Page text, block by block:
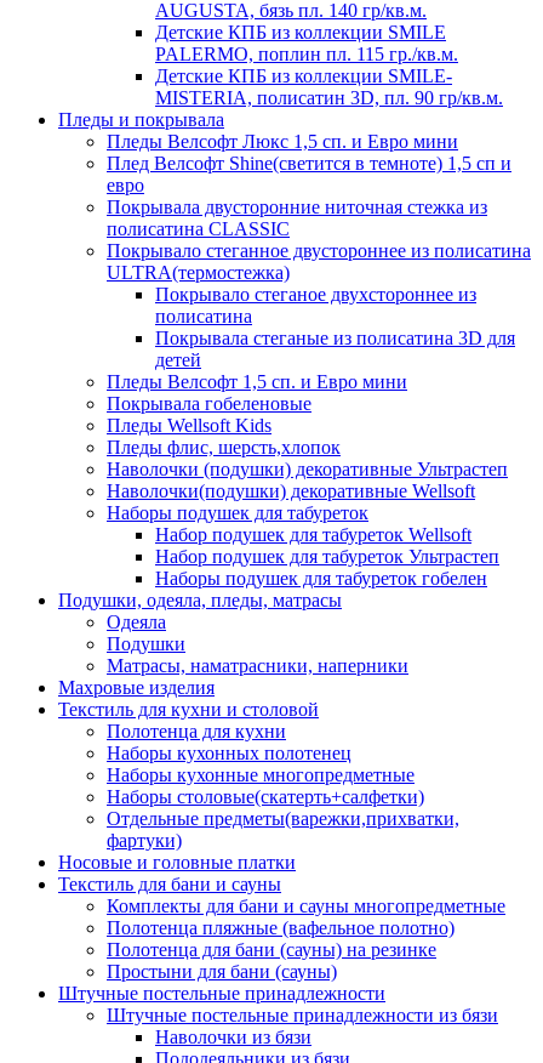
AUGUSTA, бязь пл. 140 гр/кв.м.
Детские КПБ из коллекции SMILE
PALERMO, поплин пл. 115 гр./кв.м.
Детские КПБ из коллекции SMILE-
MISTERIA, полисатин 3D, пл. 90 гр/кв.м.
Пледы и покрывала
Пледы Велсофт Люкс 1,5 сп. и Евро мини
Плед Велсофт Shine(светится в темноте) 1,5 сп и
евро
Покрывала двусторонние ниточная стежка из
полисатина CLASSIC
Покрывало стеганное двустороннее из полисатина
ULTRA(термостежка)
Покрывало стеганое двухстороннее из
полисатина
Покрывала стеганые из полисатина 3D для
детей
Пледы Велсофт 1,5 сп. и Евро мини
Покрывала гобеленовые
Пледы Wellsoft Kids
Пледы флис, шерсть,хлопок
Наволочки (подушки) декоративные Ультрастеп
Наволочки(подушки) декоративные Wellsoft
Наборы подушек для табуреток
Набор подушек для табуреток Wellsoft
Набор подушек для табуреток Ультрастеп
Наборы подушек для табуреток гобелен
Подушки, одеяла, пледы, матрасы
Одеяла
Подушки
Матрасы, наматрасники, наперники
Махровые изделия
Текстиль для кухни и столовой
Полотенца для кухни
Наборы кухонных полотенец
Наборы кухонные многопредметные
Наборы столовые(скатерть+салфетки)
Отдельные предметы(варежки,прихватки,
фартуки)
Носовые и головные платки
Текстиль для бани и сауны
Комплекты для бани и сауны многопредметные
Полотенца пляжные (вафельное полотно)
Полотенца для бани (сауны) на резинке
Простыни для бани (сауны)
Штучные постельные принадлежности
Штучные постельные принадлежности из бязи
Наволочки из бязи
Пододеяльники из бязи